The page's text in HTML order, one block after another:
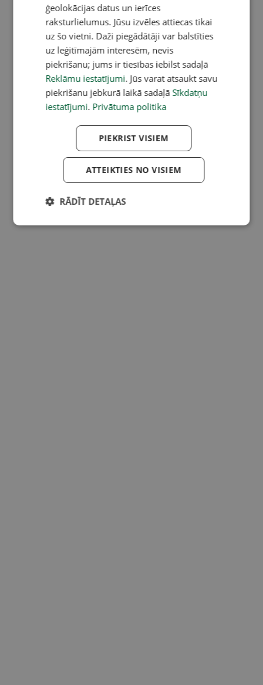
ģeolokācijas datus un ierīces
raksturlielumus. Jūsu izvēles attiecas tikai
uz šo vietni. Daži piegādātāji var balstīties
uz leģitīmajām interesēm, nevis
piekrišanu; jums ir tiesības iebilst sadaļā
Reklāmu iestatījumi. Jūs varat atsaukt savu
piekrišanu jebkurā laikā sadaļā Sīkdatņu
iestatījumi. Privātuma politika
PIEKRIST VISIEM
ATTEIKTIES NO VISIEM
RĀDĪT DETAĻAS